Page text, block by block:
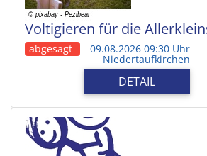
Voltigieren für die
abgesagt 09.08.2026 09:30 Uhr
Niedertaufkirchen
DETAIL